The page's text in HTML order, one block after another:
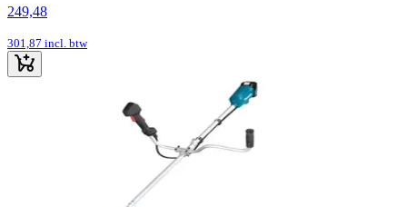
249,48
301,87 incl. btw